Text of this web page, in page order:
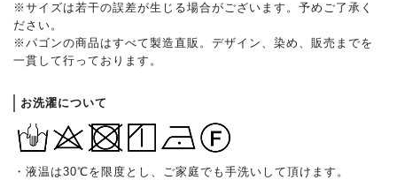
※サイズは若干の誤差が生じる場合がございます。予めご了承く
ださい。
※パゴンの商品はすべて製造直販。デザイン、染め、販売までを
一貫して行っております。
お洗濯について
・液温は30℃を限度とし、ご家庭でも手洗いして頂けます。